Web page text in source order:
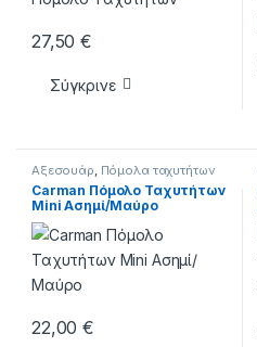
27,50€
Σύγκρινε
Αξεσουάρ, Πόμολα ταχυτήτων
Carman Πόμολο Ταχυτήτων
Mini Ασημί/Μαύρο
22,00€